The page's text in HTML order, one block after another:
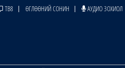
ТВ8 ӨГЛӨӨНИЙ СОНИН АУДИО ЗОХИОЛ